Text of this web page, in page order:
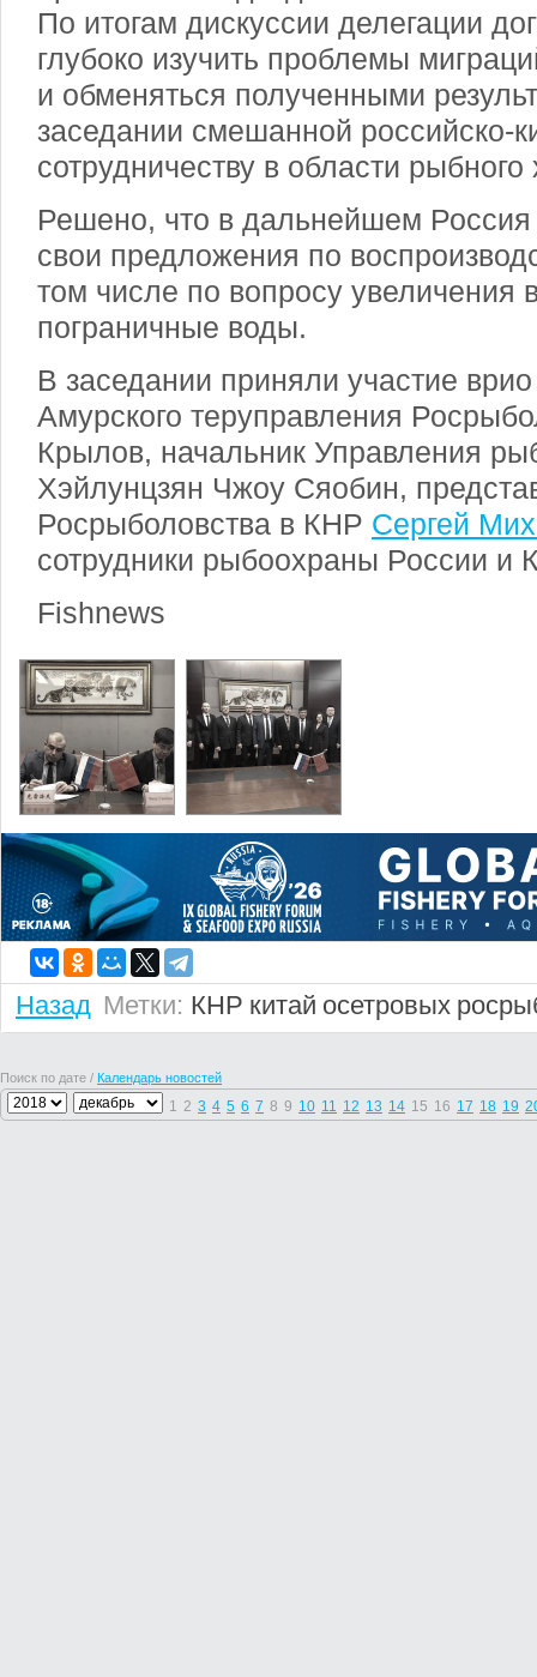
По итогам дискуссии делегации
глубоко изучить проблемы
и обменяться полученными
заседании смешанной российско-
сотрудничеству в области рыбного
Решено, что в дальнейшем Россия
свои предложения по
том числе по вопросу увеличения
пограничные воды.
В заседании приняли участие
Амурского теруправления
Крылов, начальник Управления
Хэйлунцзян Чжоу Сяобин,
Росрыболовства в КНР Сергей
сотрудники рыбоохраны России и
Fishnews
Назад Метки: КНР китай осетровых
Поиск по дате / Календарь новостей
1 2 3 4 5 6 7 8 9 10 11 12 13 14 15 16 17 18 19